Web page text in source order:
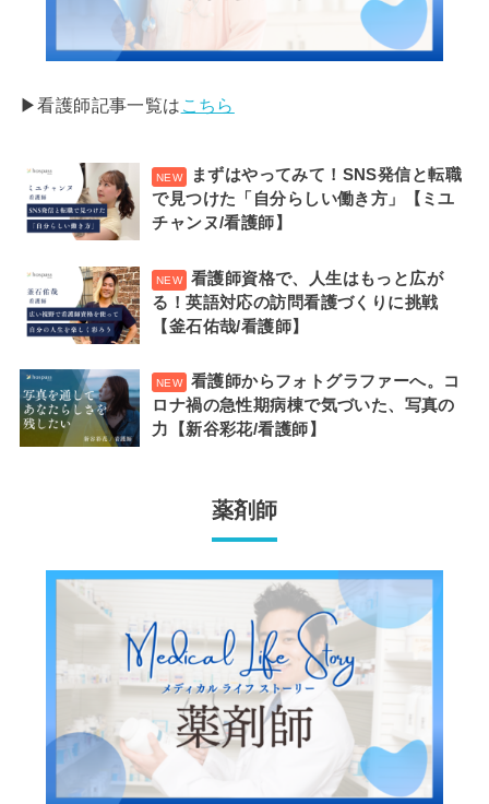
▶︎看護師記事一覧は こちら
まずはやってみて！SNS発信と転職
で見つけた「自分らしい働き方」【ミユ
チャンヌ/看護師】
看護師資格で、人生はもっと広が
る！英語対応の訪問看護づくりに挑戦
【釜石佑哉/看護師】
看護師からフォトグラファーへ。コ
ロナ禍の急性期病棟で気づいた、写真の
力【新谷彩花/看護師】
薬剤師